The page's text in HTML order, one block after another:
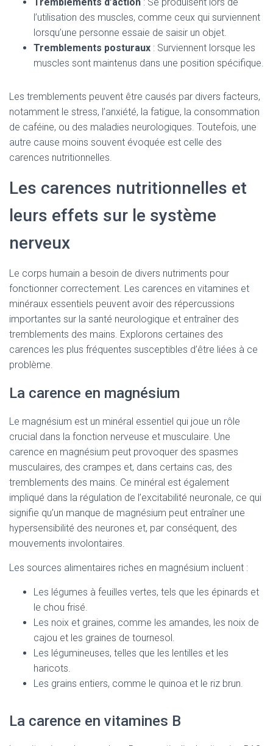
l’utilisation des muscles, comme ceux qui surviennent
lorsqu’une personne essaie de saisir un objet.
Tremblements posturaux : Surviennent lorsque les
muscles sont maintenus dans une position spécifique.
Les tremblements peuvent être causés par divers facteurs,
notamment le stress, l’anxiété, la fatigue, la consommation
de caféine, ou des maladies neurologiques. Toutefois, une
autre cause moins souvent évoquée est celle des
carences nutritionnelles.
Les carences nutritionnelles et
leurs effets sur le système
nerveux
Le corps humain a besoin de divers nutriments pour
fonctionner correctement. Les carences en vitamines et
minéraux essentiels peuvent avoir des répercussions
importantes sur la santé neurologique et entraîner des
tremblements des mains. Explorons certaines des
carences les plus fréquentes susceptibles d’être liées à ce
problème.
La carence en magnésium
Le magnésium est un minéral essentiel qui joue un rôle
crucial dans la fonction nerveuse et musculaire. Une
carence en magnésium peut provoquer des spasmes
musculaires, des crampes et, dans certains cas, des
tremblements des mains. Ce minéral est également
impliqué dans la régulation de l’excitabilité neuronale, ce qui
signifie qu’un manque de magnésium peut entraîner une
hypersensibilité des neurones et, par conséquent, des
mouvements involontaires.
Les sources alimentaires riches en magnésium incluent :
Les légumes à feuilles vertes, tels que les épinards et
le chou frisé.
Les noix et graines, comme les amandes, les noix de
cajou et les graines de tournesol.
Les légumineuses, telles que les lentilles et les
haricots.
Les grains entiers, comme le quinoa et le riz brun.
La carence en vitamines B